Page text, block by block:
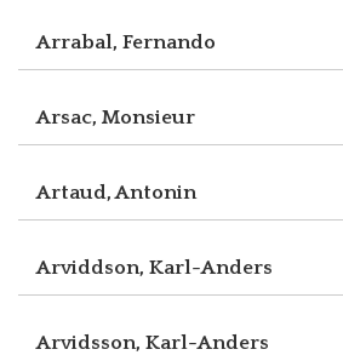
Arrabal, Fernando
Arsac, Monsieur
Artaud, Antonin
Arviddson, Karl-Anders
Arvidsson, Karl-Anders